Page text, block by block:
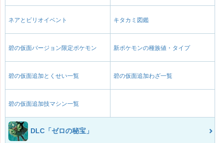
ネアとビリオイベント キタカミ図鑑
碧の仮面バージョン限定ポケモン 新ポケモンの種族値・タイプ
碧の仮面追加とくせい一覧 碧の仮面追加わざ一覧
碧の仮面追加技マシン一覧
DLC「ゼロの秘宝」